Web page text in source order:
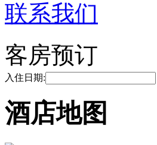
联系我们
客房预订
入住日期:
酒店地图